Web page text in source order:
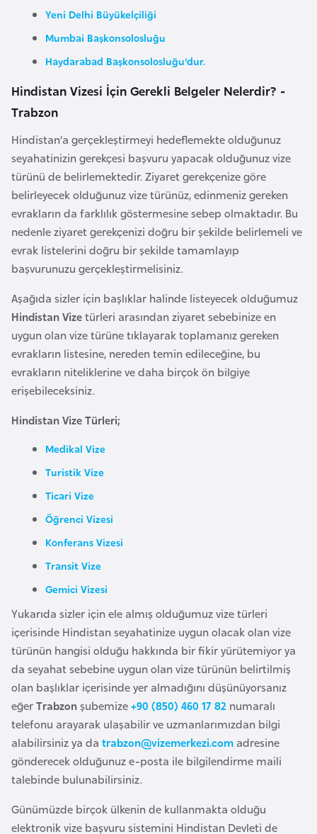
Yeni Delhi Büyükelçiliği
Mumbai Başkonsolosluğu
Haydarabad Başkonsolosluğu'dur.
Hindistan Vizesi İçin Gerekli Belgeler Nelerdir? -
Trabzon
Hindistan’a gerçekleştirmeyi hedeflemekte olduğunuz
seyahatinizin gerekçesi başvuru yapacak olduğunuz vize
türünü de belirlemektedir. Ziyaret gerekçenize göre
belirleyecek olduğunuz vize türünüz, edinmeniz gereken
evrakların da farklılık göstermesine sebep olmaktadır. Bu
nedenle ziyaret gerekçenizi doğru bir şekilde belirlemeli ve
evrak listelerini doğru bir şekilde tamamlayıp
başvurunuzu gerçekleştirmelisiniz.
Aşağıda sizler için başlıklar halinde listeyecek olduğumuz
Hindistan Vizetürleri arasından ziyaret sebebinize en
uygun olan vize türüne tıklayarak toplamanız gereken
evrakların listesine, nereden temin edileceğine, bu
evrakların niteliklerine ve daha birçok ön bilgiye
erişebileceksiniz.
Hindistan Vize Türleri;
Medikal Vize
Turistik Vize
Ticari Vize
Öğrenci Vizesi
Konferans Vizesi
Transit Vize
Gemici Vizesi
Yukarıda sizler için ele almış olduğumuz vize türleri
içerisinde Hindistan seyahatinize uygun olacak olan vize
türünün hangisi olduğu hakkında bir fikir yürütemiyor ya
da seyahat sebebine uygun olan vize türünün belirtilmiş
olan başlıklar içerisinde yer almadığını düşünüyorsanız
eğerTrabzonşubemize+90 (850) 460 17 82 numaralı
telefonu arayarak ulaşabilir ve uzmanlarımızdan bilgi
alabilirsiniz ya da trabzon@vizemerkezi.com adresine
gönderecek olduğunuz e-posta ile bilgilendirme maili
talebinde bulunabilirsiniz.
Günümüzde birçok ülkenin de kullanmakta olduğu
elektronik vize başvuru sistemini Hindistan Devleti de
s
e
B
u
l
g
a
r
s
t
a
n
B
u
Ç
a
Ç
e
k
C
u
h